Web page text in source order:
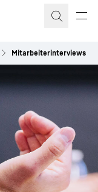
Mitarbeiterinterviews